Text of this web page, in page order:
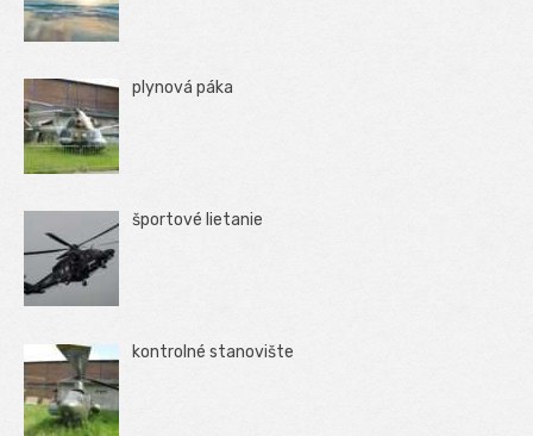
plynová páka
športové lietanie
kontrolné stanovište